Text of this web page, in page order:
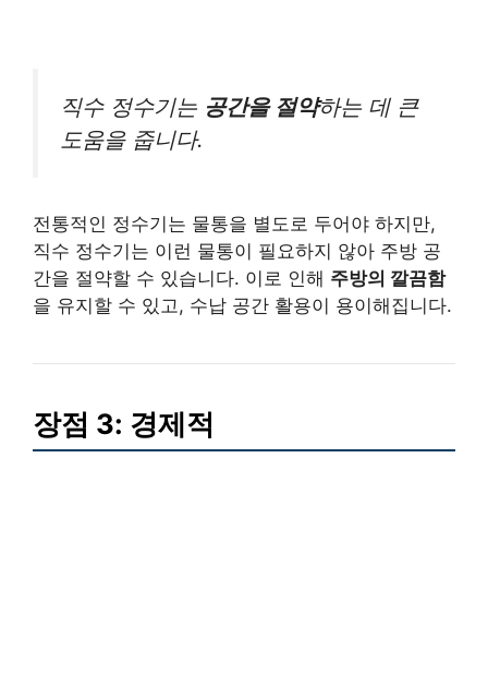
직수 정수기는 공간을 절약하는 데 큰
도움을 줍니다.
전통적인 정수기는 물통을 별도로 두어야 하지만,
직수 정수기는 이런 물통이 필요하지 않아 주방 공
간을 절약할 수 있습니다. 이로 인해 주방의 깔끔함
을 유지할 수 있고, 수납 공간 활용이 용이해집니다.
장점 3: 경제적